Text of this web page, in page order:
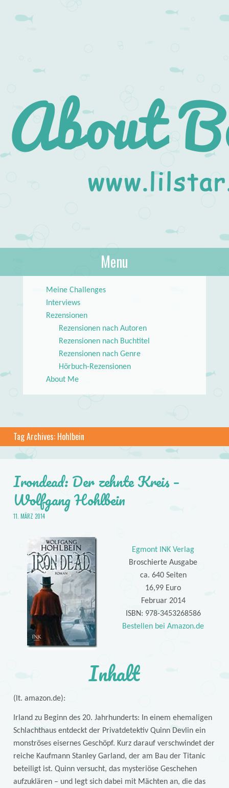
About Books
lilstar.de
Menu
Meine Challenges
Interviews
Rezensionen
Rezensionen nach Autoren
Rezensionen nach Buchtitel
Rezensionen nach Genre
Hörbuch-Rezensionen
About Me
Tag Archives: Hohlbein
Irondead: Der zehnte Kreis –
Wolfgang Hohlbein
11. MÄRZ 2014
Egmont INK Verlag
Broschierte Ausgabe
ca. 640 Seiten
16,99 Euro
Februar 2014
ISBN: 978-3453268586
Bestellen bei Amazon.de
Inhalt
(lt. amazon.de):
Irland zu Beginn des 20. Jahrhunderts: In einem ehemaligen
Schlachthaus entdeckt der Privatdetektiv Quinn Devlin ein
monströses eisernes Geschöpf. Kurz darauf verschwindet der
reiche Kaufmann Stanley Garland, der am Bau der Titanic
beteiligt ist. Quinn versucht, das mysteriöse Geschehen
aufzuklären – und legt sich dabei mit Mächten an, die das